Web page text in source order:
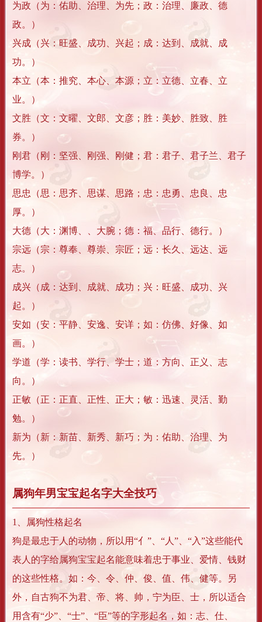
为政（为：佑助、治理、为先；政：治理、廉政、德
政。）
兴成（兴：旺盛、成功、兴起；成：达到、成就、成
功。）
本立（本：推究、本心、本源；立：立德、立春、立
业。）
文胜（文：文曜、文郎、文彦；胜：美妙、胜致、胜
券。）
刚君（刚：坚强、刚强、刚健；君：君子、君子兰、君子
博学。）
思忠（思：思齐、思谋、思路；忠：忠勇、忠良、忠
厚。）
大德（大：渊博、、大腕；德：福、品行、德行。）
宗远（宗：尊奉、尊崇、宗匠；远：长久、远达、远
志。）
成兴（成：达到、成就、成功；兴：旺盛、成功、兴
起。）
安如（安：平静、安逸、安详；如：仿佛、好像、如
画。）
学道（学：读书、学行、学士；道：方向、正义、志
向。）
正敏（正：正直、正性、正大；敏：迅速、灵活、勤
勉。）
新为（新：新苗、新秀、新巧；为：佑助、治理、为
先。）
属狗年男宝宝起名字大全技巧
1、属狗性格起名
狗是最忠于人的动物，所以用“亻”、“人”、“入”这些能代
表人的字给属狗宝宝起名能意味着忠于事业、爱情、钱财
的这些性格。如：今、令、仲、俊、值、伟、健等。另
外，自古狗不为君、帝、将、帅，宁为臣、士，所以适合
用含有“少”、“士”、“臣”等的字形起名，如：志、仕、